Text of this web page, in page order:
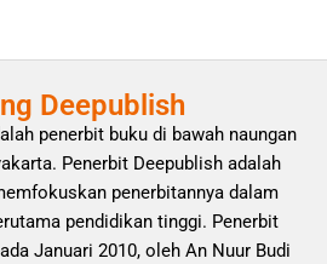
Deepublish
penerbit buku di bawah naungan
Penerbit Deepublish adalah
penerbitannya dalam
pendidikan tinggi. Penerbit
Januari 2010, oleh An Nuur Budi